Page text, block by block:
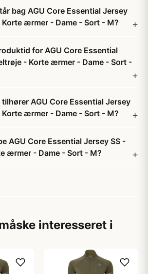
bag AGU Core Essential Jersey
Korte ærmer - Dame - Sort - M?
for AGU Core Essential
- Korte ærmer - Dame - Sort -
AGU Core Essential Jersey
Korte ærmer - Dame - Sort - M?
AGU Core Essential Jersey SS -
ærmer - Dame - Sort - M?
interesseret i